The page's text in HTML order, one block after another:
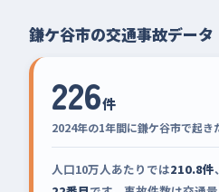
鎌ケ谷市の交通事故データ
226件
2024年の1年間に鎌ケ谷市で起き
人口10万人あたりでは210.8件